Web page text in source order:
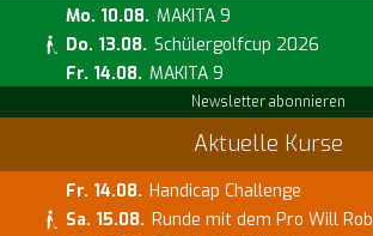
Mo. 10.08. MAKITA 9
Do. 13.08. Schülergolfcup 2026
Fr. 14.08. MAKITA 9
Newsletter abonnieren
Aktuelle Kurse
Fr. 14.08. Handicap Challenge
Sa. 15.08. Runde mit dem Pro Will